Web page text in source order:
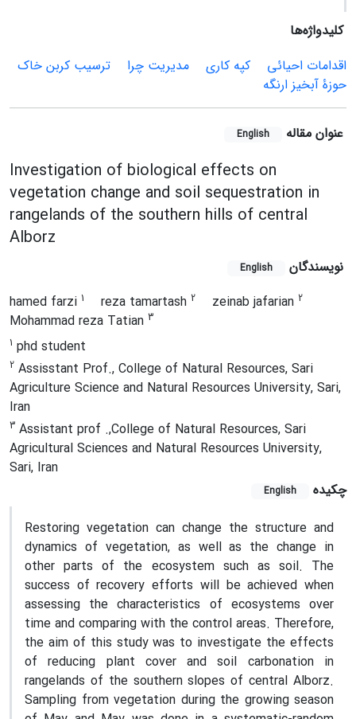
کلیدواژه‌ها
اقدامات احیائی
کپه کاری مدیریت چرا
ترسیب کربن خاک
حوزۀ آبخیز ارنگه
عنوان مقاله English
Investigation of biological effects on
vegetation change and soil sequestration in
rangelands of the southern hills of central
Alborz
نویسندگان English
hamed farzi 1 reza tamartash 2 zeinab jafarian 2
Mohammad reza Tatian 3
1 phd student
2 Assisstant Prof., College of Natural Resources, Sari
Agriculture Science and Natural Resources University, Sari,
Iran
3 Assistant prof .,College of Natural Resources, Sari
Agricultural Sciences and Natural Resources University,
Sari, Iran
چکیده
English
Restoring vegetation can change the structure and
dynamics of vegetation, as well as the change in
other parts of the ecosystem such as soil. The
success of recovery efforts will be achieved when
assessing the characteristics of ecosystems over
time and comparing with the control areas. Therefore,
the aim of this study was to investigate the effects
of reducing plant cover and soil carbonation in
rangelands of the southern slopes of central Alborz.
Sampling from vegetation during the growing season